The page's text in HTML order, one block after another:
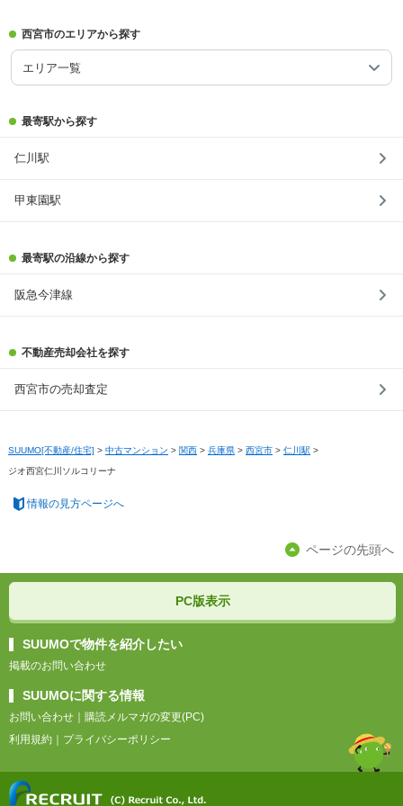
西宮市のエリアから探す
エリア一覧
最寄駅から探す
仁川駅
甲東園駅
最寄駅の沿線から探す
阪急今津線
不動産売却会社を探す
西宮市の売却査定
SUUMO[不動産/住宅] > 中古マンション > 関西 > 兵庫県 > 西宮市 > 仁川駅 >
ジオ西宮仁川ソルコリーナ
情報の見方ページへ
ページの先頭へ
PC版表示
SUUMOで物件を紹介したい
掲載のお問い合わせ
SUUMOに関する情報
お問い合わせ
購読メルマガの変更(PC)
利用規約
プライバシーポリシー